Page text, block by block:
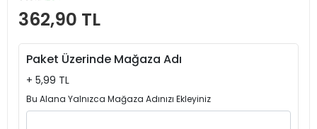
362,90 TL
Paket Üzerinde Mağaza Adı
+ 5,99 TL
Bu Alana Yalnızca Mağaza Adınızı Ekleyiniz